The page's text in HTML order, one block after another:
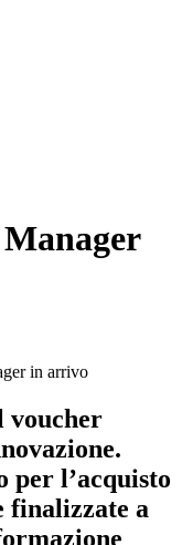
in arrivo
voucher
per l’acquisto
finalizzate a